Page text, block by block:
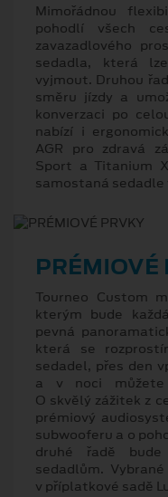
Mimořádnou
pohodlí všech
zavazadlového
sedadla, která
vyjmout. Druhou
směru jízdy a
konverzaci po
nabízí i
AGR pro zdravá
Sport a Titanium
samostaná sedadle
PRÉMIOVÉ
Tourneo Custom
kterým bude
pevná
která se
sedadel, přes den
a v noci můžete
O skvělý zážitek z
prémiový
subwooferu a o
druhé řadě bude
sedadlům.
v příplatkové sadě